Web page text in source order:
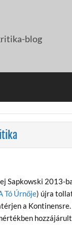
blog
Sapkowski 2013-
Tó Úrnője) újra
a